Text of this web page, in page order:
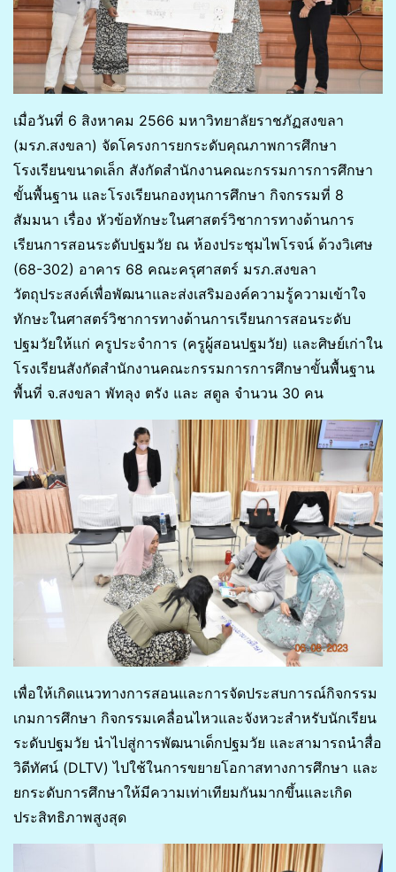
เมื่อวันที่ 6 สิงหาคม 2566 มหาวิทยาลัยราชภัฏสงขลา
(มรภ.สงขลา) จัดโครงการยกระดับคุณภาพการศึกษา
โรงเรียนขนาดเล็ก สังกัดสำนักงานคณะกรรมการการศึกษา
ขั้นพื้นฐาน และโรงเรียนกองทุนการศึกษา กิจกรรมที่ 8
สัมมนา เรื่อง หัวข้อทักษะในศาสตร์วิชาการทางด้านการ
เรียนการสอนระดับปฐมวัย ณ ห้องประชุมไพโรจน์ ด้วงวิเศษ
(68-302) อาคาร 68 คณะครุศาสตร์ มรภ.สงขลา
วัตถุประสงค์เพื่อพัฒนาและส่งเสริมองค์ความรู้ความเข้าใจ
ทักษะในศาสตร์วิชาการทางด้านการเรียนการสอนระดับ
ปฐมวัยให้แก่ ครูประจำการ (ครูผู้สอนปฐมวัย) และศิษย์เก่าใน
โรงเรียนสังกัดสำนักงานคณะกรรมการการศึกษาขั้นพื้นฐาน
พื้นที่ จ.สงขลา พัทลุง ตรัง และ สตูล จำนวน 30 คน
เพื่อให้เกิดแนวทางการสอนและการจัดประสบการณ์กิจกรรม
เกมการศึกษา กิจกรรมเคลื่อนไหวและจังหวะสำหรับนักเรียน
ระดับปฐมวัย นำไปสู่การพัฒนาเด็กปฐมวัย และสามารถนำสื่อ
วิดีทัศน์ (DLTV) ไปใช้ในการขยายโอกาสทางการศึกษา และ
ยกระดับการศึกษาให้มีความเท่าเทียมกันมากขึ้นและเกิด
ประสิทธิภาพสูงสุด